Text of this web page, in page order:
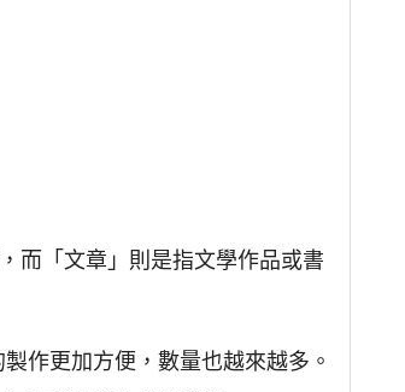
而「文章」則是指文學作品或書
作更加方便，數量也越來越多。